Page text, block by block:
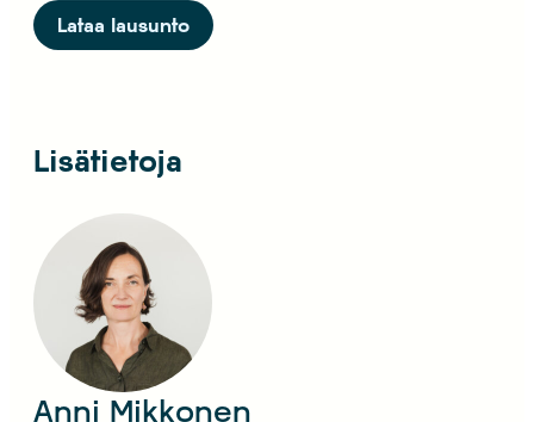
Lataa lausunto
Lisätietoja
Anni Mikkonen